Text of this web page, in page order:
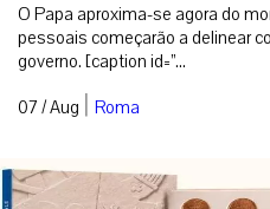
O Papa aproxima-se agora do
pessoais começarão a delinear
governo. [caption id=”...
07 / Aug | Roma